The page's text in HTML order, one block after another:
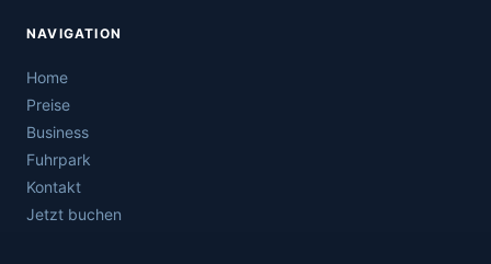
NAVIGATION
Home
Preise
Business
Fuhrpark
Kontakt
Jetzt buchen